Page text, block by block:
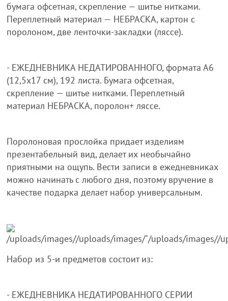
бумага офсетная, скрепление — шитье нитками.
Переплетный материал — НЕБРАСКА, картон с
поролоном, две ленточки-закладки (ляссе).
- ЕЖЕДНЕВНИКА НЕДАТИРОВАННОГО, формата А6
(12,5х17 см), 192 листа. Бумага офсетная,
скрепление — шитье нитками. Переплетный
материал НЕБРАСКА, поролон+ ляссе.
Поролоновая прослойка придает изделиям
презентабельный вид, делает их необычайно
приятными на ощупь. Вести записи в ежедневниках
можно начинать с любого дня, поэтому вручение в
качестве подарка делает набор универсальным.
Набор из 5-и предметов состоит из:
- ЕЖЕДНЕВНИКА НЕДАТИРОВАННОГО СЕРИИ